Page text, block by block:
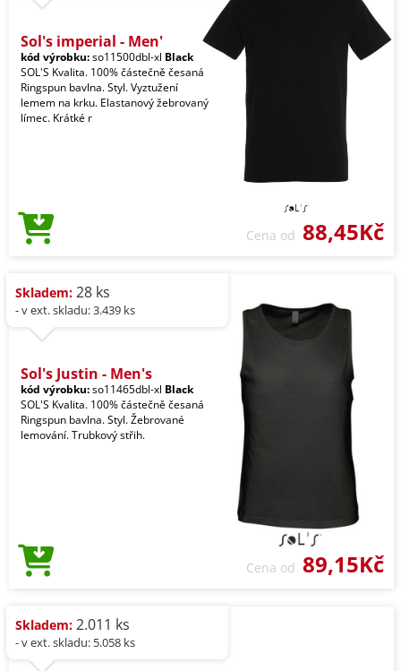
Sol's imperial - Men'
kód výrobku:so11500dbl-xl Black
SOL'S Kvalita. 100% částečně česaná
Ringspun bavlna. Styl. Vyztužení
lemem na krku. Elastanový žebrovaný
límec. Krátké r
Cena od 88,45Kč
Skladem: 28 ks
- v ext. skladu: 3.439 ks
Sol's Justin - Men's
kód výrobku:so11465dbl-xl Black
SOL'S Kvalita. 100% částečně česaná
Ringspun bavlna. Styl. Žebrované
lemování. Trubkový střih.
Cena od 89,15Kč
Skladem: 2.011 ks
- v ext. skladu: 5.058 ks